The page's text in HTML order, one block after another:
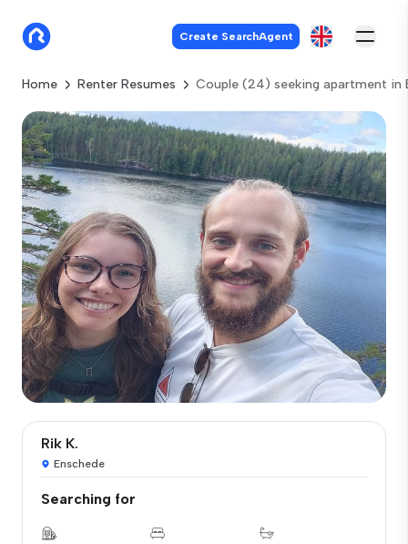
Create SearchAgent
Home Renter Resumes Couple (24) seeking apartment in
Rik K.
Enschede
Searching for